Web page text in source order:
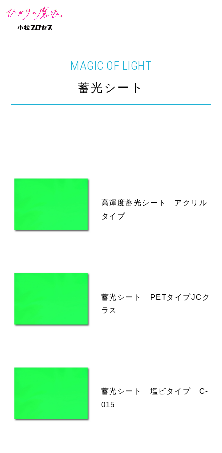
MAGIC OF LIGHT
蓄光シート
高輝度蓄光シート アクリル
タイプ
蓄光シート PETタイプJCク
ラス
蓄光シート 塩ビタイプ C-
015